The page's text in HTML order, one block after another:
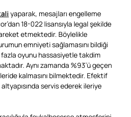
yaparak, mesajları engelleme
18-022 lisansıyla legal şekilde
etmektedir. Böylelikle
emniyeti sağlamasını bildiği
oyunu hassasiyetle takdim
Aynı zamanda %93’ü geçen
kalmasını bilmektedir. Efektif
servis ederek ileriye